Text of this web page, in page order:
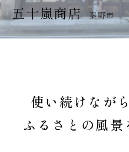
五十嵐商店 秦野市
使い続けなが
ふるさとの風景